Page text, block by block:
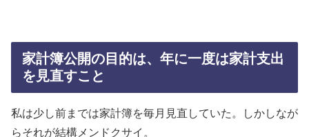
家計簿公開の目的は、年に一度は家計支出
を見直すこと
私は少し前までは家計簿を毎月見直していた。しかしなが
らそれが結構メンドクサイ。